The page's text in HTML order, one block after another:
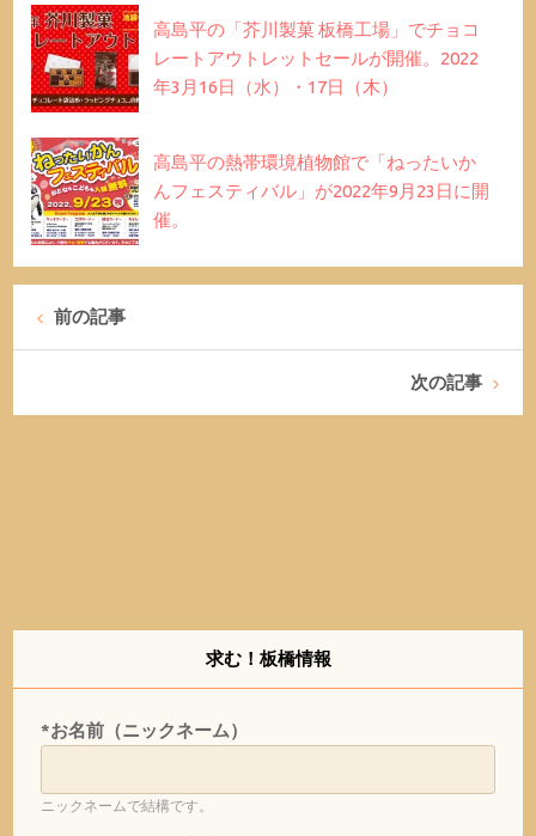
高島平の「芥川製菓 板橋工場」でチョコ
レートアウトレットセールが開催。2022
年3月16日（水）・17日（木）
高島平の熱帯環境植物館で「ねったいか
んフェスティバル」が2022年9月23日に開
催。
前の記事
次の記事
求む！板橋情報
*お名前（ニックネーム）
ニックネームで結構です。